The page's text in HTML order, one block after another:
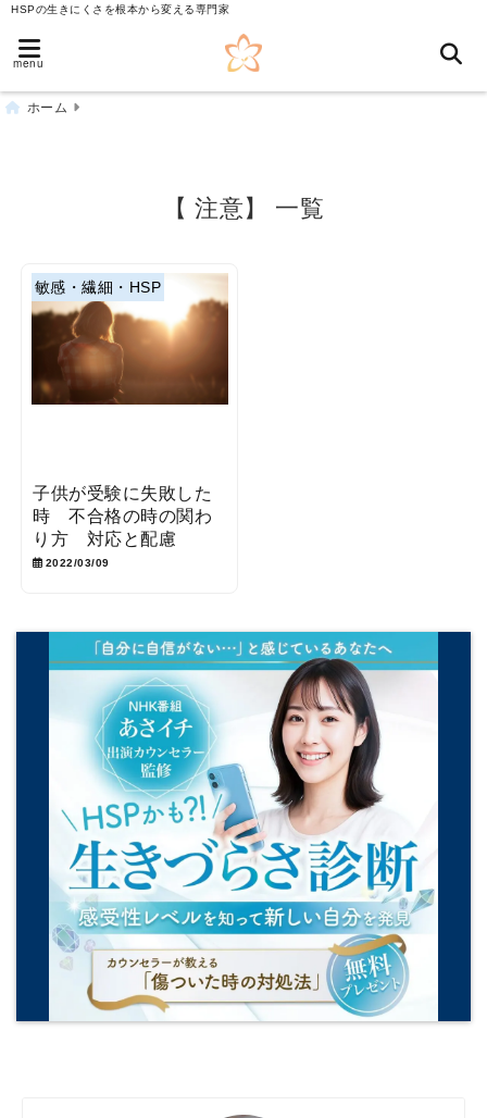
HSPの生きにくさを根本から変える専門家
menu
ホーム
【 注意】 一覧
敏感・繊細・HSP
子供が受験に失敗した
時 不合格の時の関わ
り方 対応と配慮
2022/03/09